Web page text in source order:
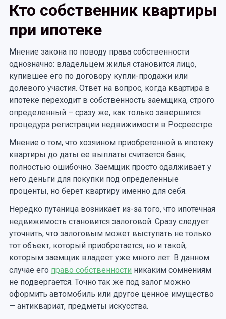
Кто собственник квартиры
при ипотеке
Мнение закона по поводу права собственности
однозначно: владельцем жилья становится лицо,
купившее его по договору купли-продажи или
долевого участия. Ответ на вопрос, когда квартира в
ипотеке переходит в собственность заемщика, строго
определенный – сразу же, как только завершится
процедура регистрации недвижимости в Росреестре.
Мнение о том, что хозяином приобретенной в ипотеку
квартиры до даты ее выплаты считается банк,
полностью ошибочно. Заемщик просто одалживает у
него деньги для покупки под определенные
проценты, но берет квартиру именно для себя.
Нередко путаница возникает из-за того, что ипотечная
недвижимость становится залоговой. Сразу следует
уточнить, что залоговым может выступать не только
тот объект, который приобретается, но и такой,
которым заемщик владеет уже много лет. В данном
случае его право собственности никаким сомнениям
не подвергается. Точно так же под залог можно
оформить автомобиль или другое ценное имущество
— антиквариат, предметы искусства.